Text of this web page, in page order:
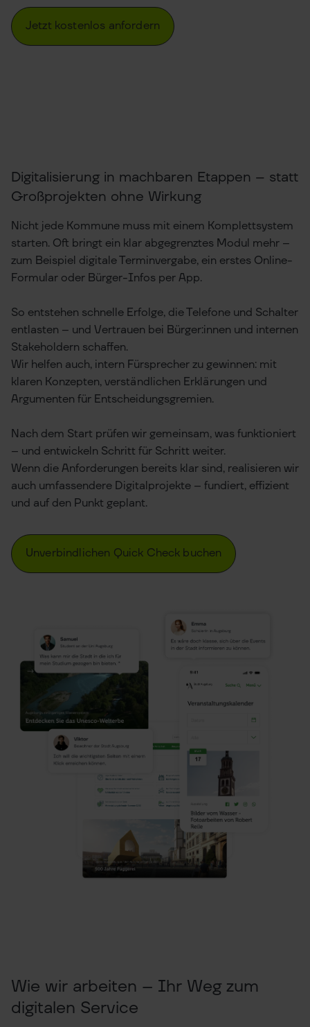
Jetzt kostenlos anfordern
Digitalisierung in machbaren Etappen – statt
Großprojekten ohne Wirkung
Nicht jede Kommune muss mit einem Komplettsystem
starten. Oft bringt ein klar abgegrenztes Modul mehr –
zum Beispiel digitale Terminvergabe, ein erstes Online-
Formular oder Bürger-Infos per App.
So entstehen schnelle Erfolge, die Telefone und Schalter
entlasten – und Vertrauen bei Bürger:innen und internen
Stakeholdern schaffen.
Wir helfen auch, intern Fürsprecher zu gewinnen: mit
klaren Konzepten, verständlichen Erklärungen und
Argumenten für Entscheidungsgremien.
Nach dem Start prüfen wir gemeinsam, was funktioniert
– und entwickeln Schritt für Schritt weiter.
Wenn die Anforderungen bereits klar sind, realisieren wir
auch umfassendere Digitalprojekte – fundiert, effizient
und auf den Punkt geplant.
Unverbindlichen Quick Check buchen
Wie wir arbeiten – Ihr Weg zum
digitalen Service